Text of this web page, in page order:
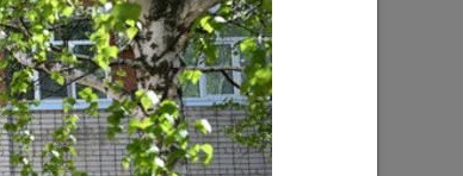
Ильсур Метшин: «Надеюсь, парковый
вандализм скоро уйдет в прошлое»
03/08/2026